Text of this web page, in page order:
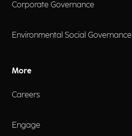
Corporate Governance
Environmental Social Governance
More
Careers
Engage